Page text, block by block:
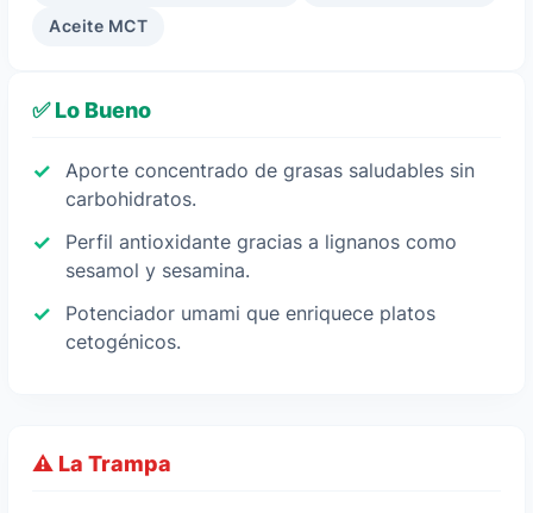
Aceite MCT
✅ Lo Bueno
Aporte concentrado de grasas saludables sin
carbohidratos.
Perfil antioxidante gracias a lignanos como
sesamol y sesamina.
Potenciador umami que enriquece platos
cetogénicos.
⚠️ La Trampa